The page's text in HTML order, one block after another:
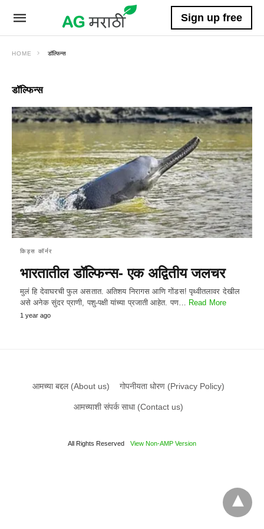
Sign up free
HOME डॉल्फिन्स
डॉल्फिन्स
किड्स कॉर्नर
भारतातील डॉल्फिन्स- एक अद्वितीय जलचर
मुलं हि देवाघरची फुल असतात. अतिशय निरागस आणि गोंडस! पृथ्वीतलावर देखील
असे अनेक सुंदर प्राणी, पशु-पक्षी यांच्या प्रजाती आहेत. पण… Read More
1 year ago
आमच्या बद्दल (About us) गोपनीयता धोरण (Privacy Policy)
आमच्याशी संपर्क साधा (Contact us)
All Rights Reserved View Non-AMP Version